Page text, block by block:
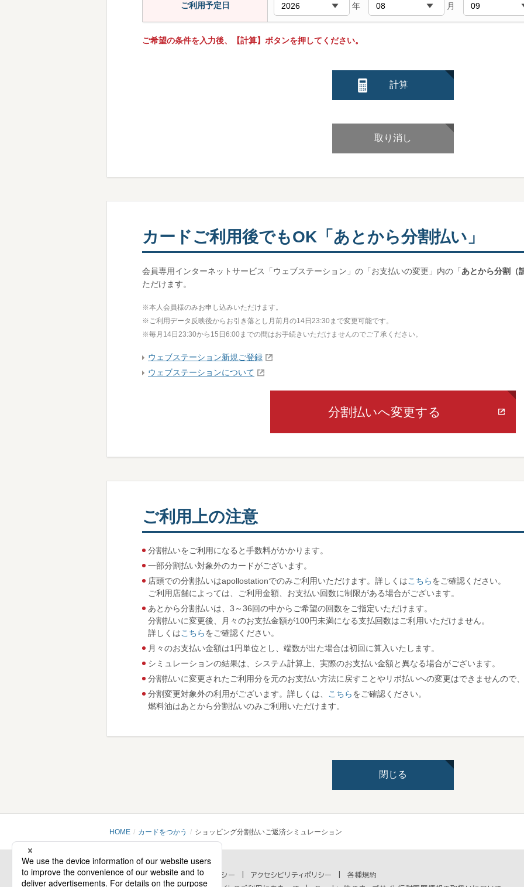
ご利用予定日 年 月
ご希望の条件を入力後、【計算】ボタンを押してください。
計算
取り消し
カードご利用後でもOK「あとから分割払い」
会員専用インターネットサービス「ウェブステーション」の「お支払いの変更」内の「 あとから分割（
ただけます。
※本人会員様のみお申し込みいただけます。
※ご利用データ反映後からお引き落とし月前月の14日23:30まで変更可能です。
※毎月14日23:30から15日6:00までの間はお手続きいただけませんのでご了承ください。
ウェブステーション新規ご登録
ウェブステーションについて
分割払いへ変更する
ご利用上の注意
分割払いをご利用になると手数料がかかります。
一部分割払い対象外のカードがございます。
店頭での分割払いはapollostationでのみご利用いただけます。詳しくはこちらをご確認ください。
ご利用店舗によっては、ご利用金額、お支払い回数に制限がある場合がございます。
あとから分割払いは、3～36回の中からご希望の回数をご指定いただけます。
分割払いに変更後、月々のお支払金額が100円未満になる支払回数はご利用いただけません。
詳しくはこちらをご確認ください。
月々のお支払い金額は1円単位とし、端数が出た場合は初回に算入いたします。
シミュレーションの結果は、システム計算上、実際のお支払い金額と異なる場合がございます。
分割払いに変更されたご利用分を元のお支払い方法に戻すことやリボ払いへの変更はできませんので
分割変更対象外の利用がございます。詳しくは、
こちらをご確認ください。
燃料油はあとから分割払いのみご利用いただけます。
閉じる
HOME カードをつかう ショッピング分割払いご返済シミュレーション
会社情報 プライバシーポリシー セキュリティポリシー アクセシビリティポリシー
各種規約